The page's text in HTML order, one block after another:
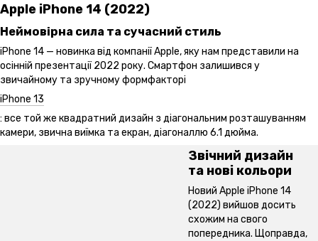
Apple iPhone 14 (2022)
Неймовірна сила та сучасний стиль
iPhone 14 — новинка від компанії Apple, яку нам представили на
осінній презентації 2022 року. Смартфон залишився у
звичайному та зручному формфакторі
iPhone 13
: все той же квадратний дизайн з діагональним розташуванням
камери, звична виїмка та екран, діагоналлю 6.1 дюйма.
Звічний дизайн
та нові кольори
Новий Apple iPhone 14
(2022) вийшов досить
схожим на свого
попередника. Щоправда,